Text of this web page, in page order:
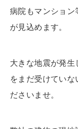
病院もマンション
が見込めます。
大きな地震が発生
をまだ受けていな
ださいませ。